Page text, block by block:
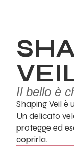
Il bello è
Shaping Veil è
Un delicato
protegge ed
coprirla.